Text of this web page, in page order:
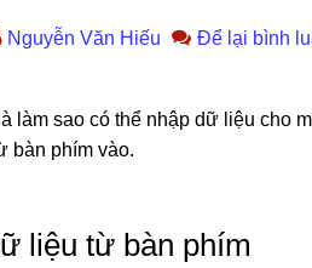
Nguyễn Văn Hiếu Để lại bình
làm sao có thể nhập dữ liệu cho
bàn phím vào.
liệu từ bàn phím